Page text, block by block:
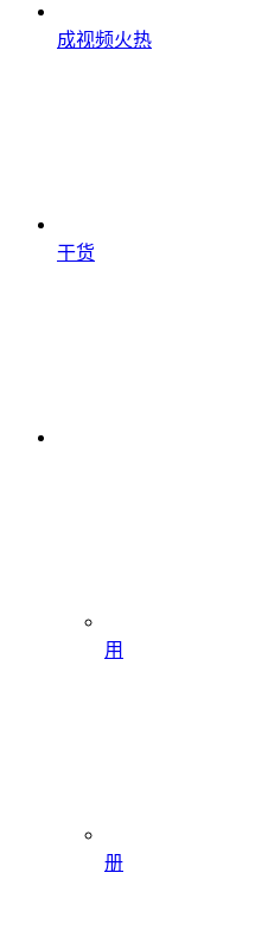
成视频火热
干货
用
册